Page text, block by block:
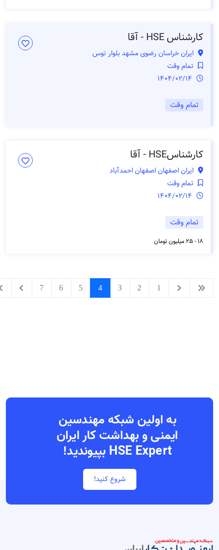
کارشناس HSE - آقا
ایران خراسان رضوی مشهد بلوار توس
تمام وقت
تمام وقت
کارشناسHSE - آقا
ایران اصفهان اصفهان احمدآباد
تمام وقت
تمام وقت
به اولین شبکه مهندسین
ایمنی و بهداشت کار ایران
HSE Expert بپیوندید!
شروع کنید!